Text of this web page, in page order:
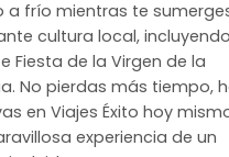
a frío mientras te
cultura local,
Fiesta de la Virgen de la
No pierdas más tiempo,
en Viajes Éxito hoy
experiencia de un